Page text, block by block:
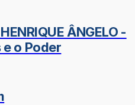
ÂNGELO -
o Poder